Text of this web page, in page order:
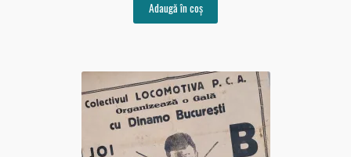
Adaugă în coș